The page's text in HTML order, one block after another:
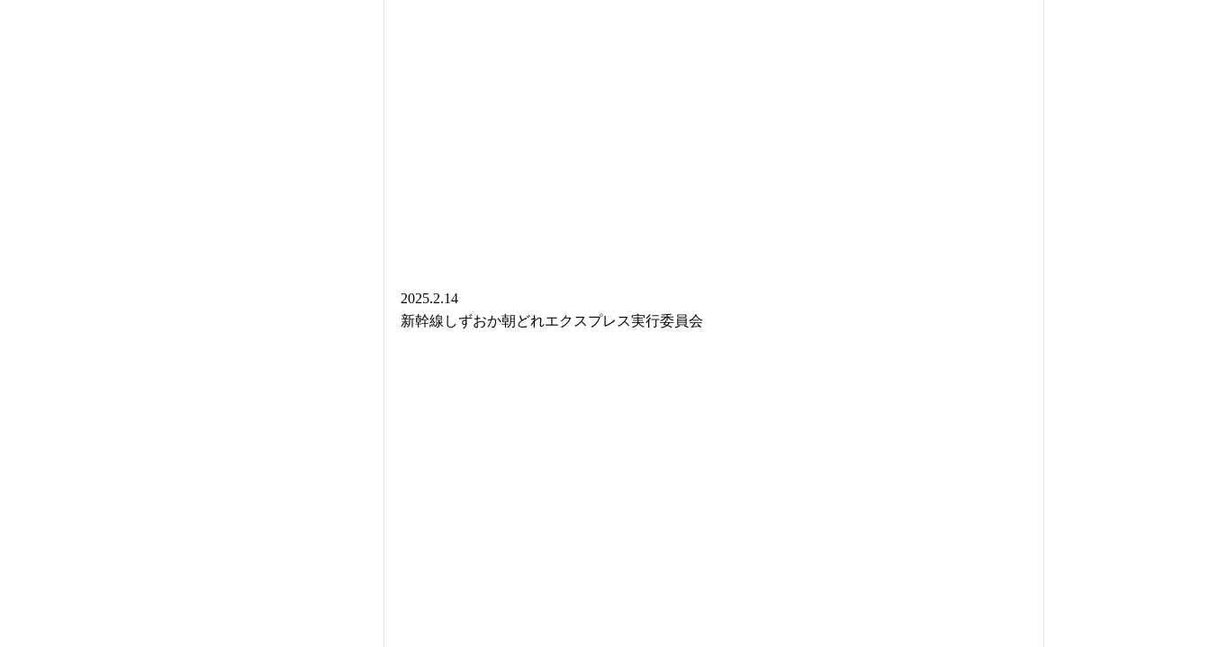
2025.2.14
新幹線しずおか朝どれエクスプレス実行委員会